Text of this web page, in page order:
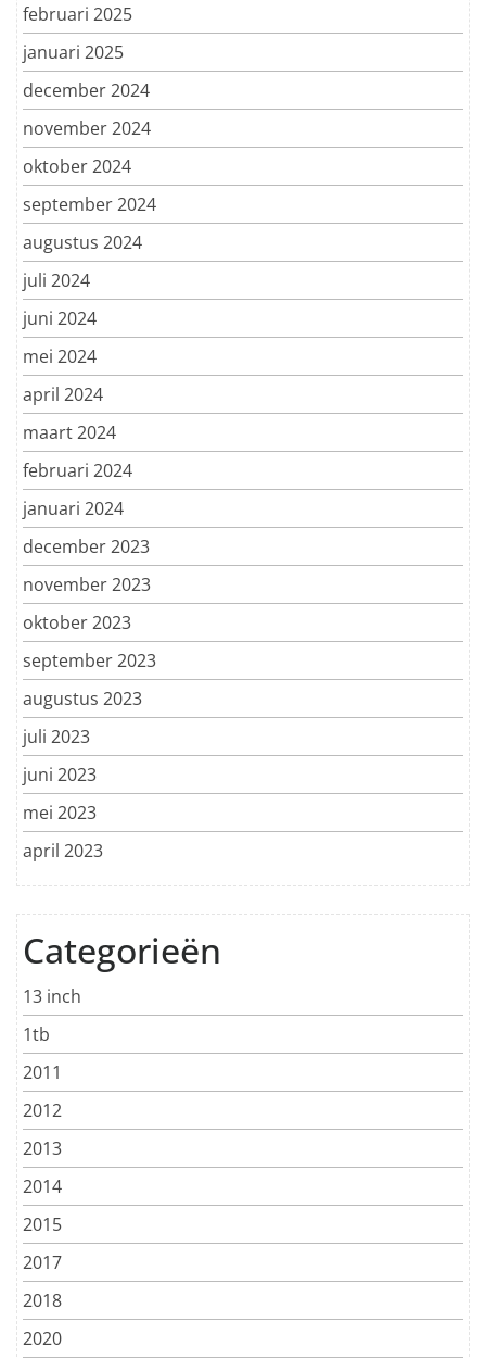
februari 2025
januari 2025
december 2024
november 2024
oktober 2024
september 2024
augustus 2024
juli 2024
juni 2024
mei 2024
april 2024
maart 2024
februari 2024
januari 2024
december 2023
november 2023
oktober 2023
september 2023
augustus 2023
juli 2023
juni 2023
mei 2023
april 2023
Categorieën
13 inch
1tb
2011
2012
2013
2014
2015
2017
2018
2020